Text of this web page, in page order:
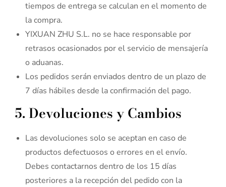
tiempos de entrega se calculan en el momento de
la compra.
YIXUAN ZHU S.L. no se hace responsable por
retrasos ocasionados por el servicio de mensajería
o aduanas.
Los pedidos serán enviados dentro de un plazo de
7 días hábiles desde la confirmación del pago.
5. Devoluciones y Cambios
Las devoluciones solo se aceptan en caso de
productos defectuosos o errores en el envío.
Debes contactarnos dentro de los 15 días
posteriores a la recepción del pedido con la